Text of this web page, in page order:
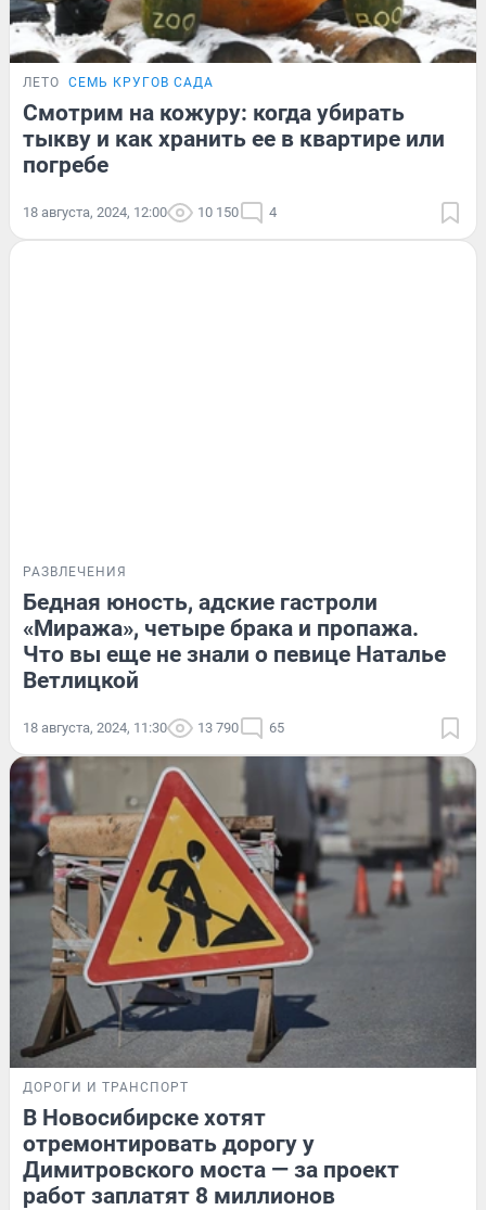
ЛЕТО СЕМЬ КРУГОВ САДА
Смотрим на кожуру: когда убирать
тыкву и как хранить ее в квартире или
погребе
18 августа, 2024, 12:00 10 150 4
РАЗВЛЕЧЕНИЯ
Бедная юность, адские гастроли
«Миража», четыре брака и пропажа.
Что вы еще не знали о певице Наталье
Ветлицкой
18 августа, 2024, 11:30 13 790 65
ДОРОГИ И ТРАНСПОРТ
В Новосибирске хотят
отремонтировать дорогу у
Димитровского моста — за проект
работ заплатят 8 миллионов